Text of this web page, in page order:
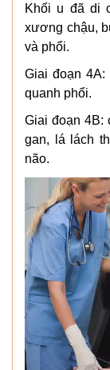
Khối u đã di
xương chậu,
và phổi.
Giai đoạn
quanh phổi.
Giai đoạn 4B:
gan, lá lách
não.